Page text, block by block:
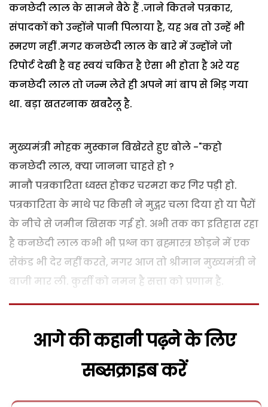
कनछेदी लाल के सामने बैठे हैं .जाने कितने पत्रकार,
संपादकों को उन्होंने पानी पिलाया है, यह अब तो उन्हें भी
स्मरण नहीं .मगर कनछेदी लाल के बारे में उन्होंने जो
रिपोर्ट देखी है वह स्वयं चकित है ऐसा भी होता है अरे यह
कनछेदी लाल तो जन्म लेते ही अपने मां बाप से भिड़ गया
था. बड़ा खतरनाक खबरैलू है.
मुख्यमंत्री मोहक मुस्कान बिखेरते हुए बोले -"कहो
कनछेदी लाल, क्या जानना चाहते हो ?
मानौ पत्रकारिता ध्वस्त होकर चरमरा कर गिर पड़ी हो.
पत्रकारिता के माथे पर किसी ने मुद्गर चला दिया हो या पैरों
के नीचे से जमीन खिसक गई हो. अभी तक का इतिहास रहा
है कनछेदी लाल कभी भी प्रश्न का ब्रह्मास्त्र छोड़ने में एक
सेकंड भी देर नहीं करते, मगर आज तो श्रीमान मुख्यमंत्री ने
बाजी मार ली. कुर्सी को नमन है सत्ता को प्रणाम है.
आगे की कहानी पढ़ने के लिए
सब्सक्राइब करें